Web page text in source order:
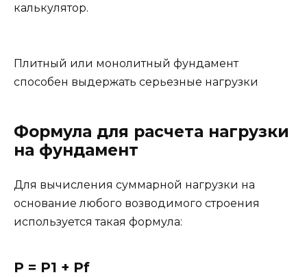
калькулятор.
Плитный или монолитный фундамент
способен выдержать серьезные нагрузки
Формула для расчета нагрузки
на фундамент
Для вычисления суммарной нагрузки на
основание любого возводимого строения
используется такая формула:
P = P1 + Pf